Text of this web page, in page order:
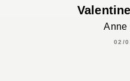
Anne
02/